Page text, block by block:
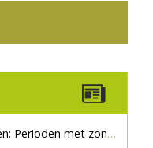
met zon en droog